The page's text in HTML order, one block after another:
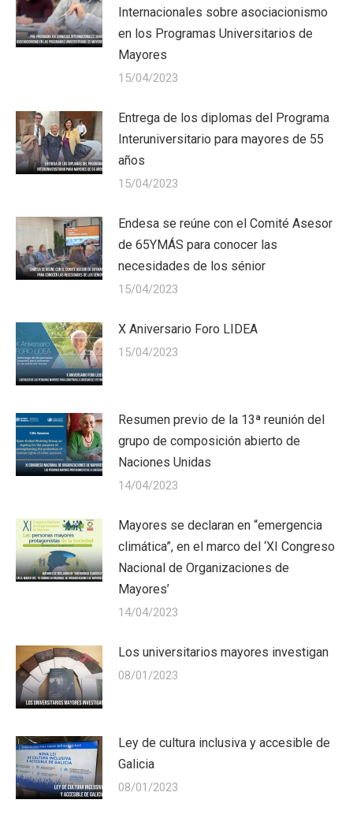
Internacionales sobre asociacionismo
en los Programas Universitarios de
Mayores
15/04/2023
Entrega de los diplomas del Programa
Interuniversitario para mayores de 55
años
15/04/2023
Endesa se reúne con el Comité Asesor
de 65YMÁS para conocer las
necesidades de los sénior
15/04/2023
X Aniversario Foro LIDEA
15/04/2023
Resumen previo de la 13ª reunión del
grupo de composición abierto de
Naciones Unidas
14/04/2023
Mayores se declaran en “emergencia
climática”, en el marco del ‘XI Congreso
Nacional de Organizaciones de
Mayores’
14/04/2023
Los universitarios mayores investigan
08/01/2023
Ley de cultura inclusiva y accesible de
Galicia
08/01/2023